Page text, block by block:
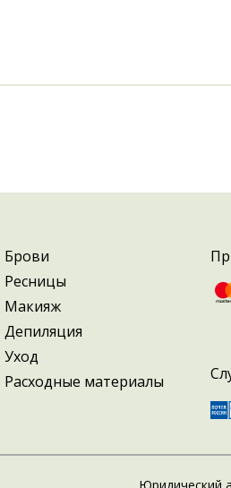
Брови
Ресницы
Макияж
Депиляция
Уход
Расходные материалы